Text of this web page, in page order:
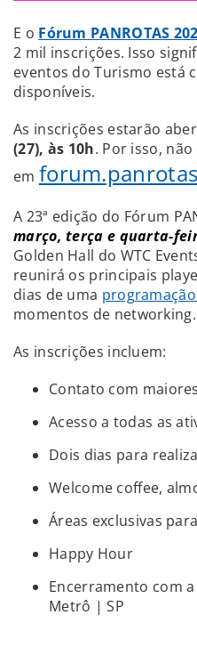
E o Fórum PANROTAS
2 mil inscrições. Isso
eventos do Turismo está
disponíveis.
As inscrições estarão
(27), às 10h. Por isso,
em
A 23ª edição do Fórum
março, terça e quarta-
Golden Hall do WTC
reunirá os principais
dias de uma
momentos de networking.
As inscrições incluem:
Contato com
Acesso a todas as
Dois dias para
Welcome coffee,
Áreas exclusivas
Happy Hour
Encerramento com
Metrô | SP